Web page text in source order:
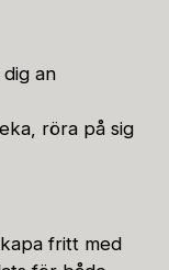
an
röra på sig
fritt med